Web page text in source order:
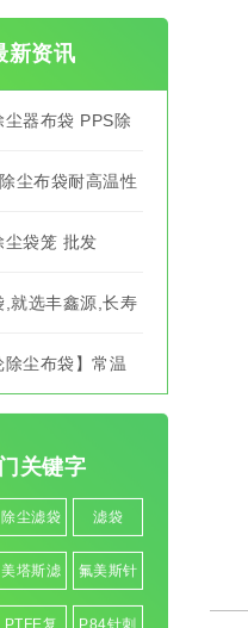
新资讯
尘器布袋 PPS除
蚀布袋
尘布袋耐高温性
尘袋笼 批发
,就选丰鑫源,长寿
有保障!
除尘布袋】常温
关键字
除尘滤袋 滤袋
美塔斯滤
袋
氟美斯针
刺毡